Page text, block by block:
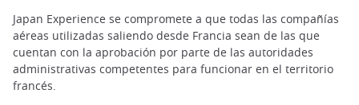
Japan Experience se compromete a que todas las compañías
aéreas utilizadas saliendo desde Francia sean de las que
cuentan con la aprobación por parte de las autoridades
administrativas competentes para funcionar en el territorio
francés.